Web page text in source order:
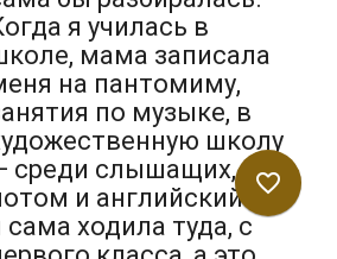
я училась в
мама записала
на пантомиму,
по музыке, в
школу
среди слышащих,
и английский. И
сама ходила туда, с
favorite_border